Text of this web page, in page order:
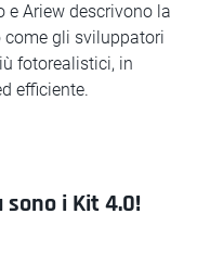
e Ariew descrivono la
come gli sviluppatori
fotorealistici, in
efficiente.
sono i Kit 4.0!